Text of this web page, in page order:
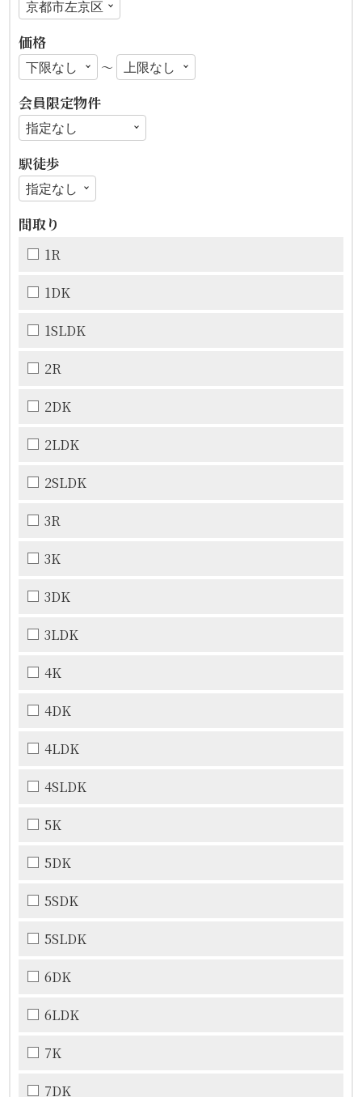
価格
〜
会員限定物件
駅徒歩
間取り
1R
1DK
1SLDK
2R
2DK
2LDK
2SLDK
3R
3K
3DK
3LDK
4K
4DK
4LDK
4SLDK
5K
5DK
5SDK
5SLDK
6DK
6LDK
7K
7DK